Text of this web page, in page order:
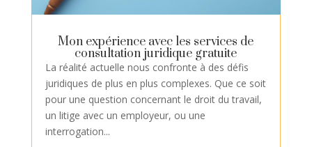
Mon expérience avec les services de
consultation juridique gratuite
La réalité actuelle nous confronte à des défis
juridiques de plus en plus complexes. Que ce soit
pour une question concernant le droit du travail,
un litige avec un employeur, ou une
interrogation...